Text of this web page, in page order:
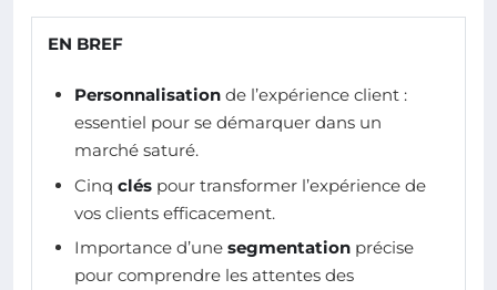
EN BREF
Personnalisation de l’expérience client :
essentiel pour se démarquer dans un
marché saturé.
Cinq clés pour transformer l’expérience de
vos clients efficacement.
Importance d’une segmentation précise
pour comprendre les attentes des